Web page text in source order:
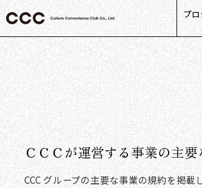
プロ
ＣＣＣが運営する事業の主要
CCC グループの主要な事業の規約を掲